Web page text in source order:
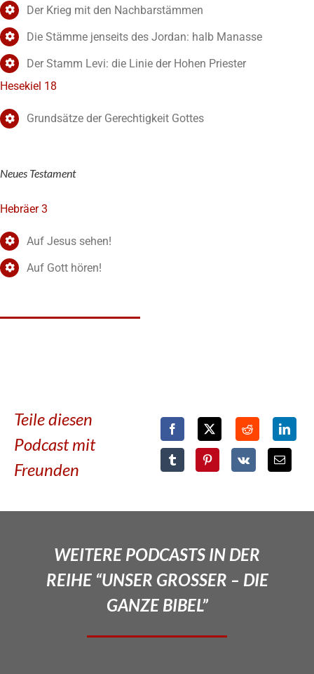
Der Krieg mit den Nachbarstämmen
Die Stämme jenseits des Jordan: halb Manasse
Der Stamm Levi: die Linie der Hohen Priester
Hesekiel 18
Grundsätze der Gerechtigkeit Gottes
Neues Testament
Hebräer 3
Auf Jesus sehen!
Auf Gott hören!
Teile diesen
Podcast mit
Freunden
WEITERE PODCASTS IN DER
REIHE “UNSER GROSSER – DIE
GANZE BIBEL”